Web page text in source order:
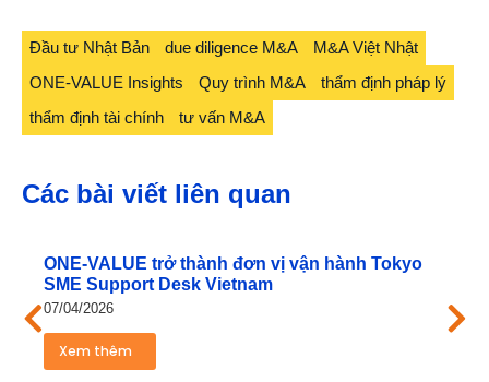
Đầu tư Nhật Bản due diligence M&A
M&A Việt Nhật
ONE-VALUE Insights
Quy trình M&A
thẩm định pháp lý
thẩm định tài chính
tư vấn M&A
Các bài viết liên quan
ONE‑VALUE trở thành đơn vị vận hành Tokyo
SME Support Desk Vietnam
07/04/2026
Xem thêm